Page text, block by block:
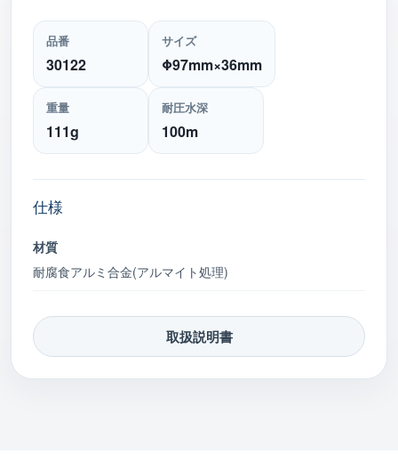
品番
30122
サイズ
Φ97mm×36mm
重量
111g
耐圧水深
100m
仕様
材質
耐腐食アルミ合金(アルマイト処理)
取扱説明書